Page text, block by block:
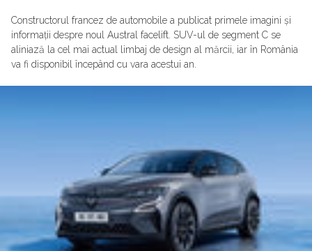
Constructorul francez de automobile a publicat primele imagini și
informații despre noul Austral facelift. SUV-ul de segment C se
aliniază la cel mai actual limbaj de design al mărcii, iar în România
va fi disponibil începând cu vara acestui an.